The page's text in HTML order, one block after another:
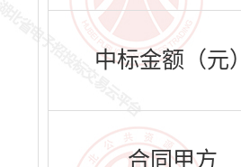
中标金额（元）
合同甲方